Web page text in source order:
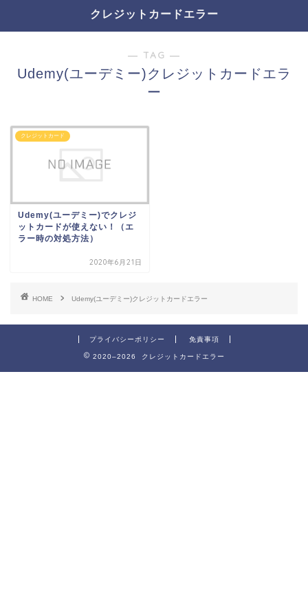
クレジットカードエラー
― TAG ―
Udemy(ユーデミー)クレジットカードエラ
ー
クレジットカード
Udemy(ユーデミー)でクレジ
ットカードが使えない！（エ
ラー時の対処方法）
2020年6月21日
HOME Udemy(ユーデミー)クレジットカードエラー
プライバシーポリシー 免責事項
2020–2026 クレジットカードエラー